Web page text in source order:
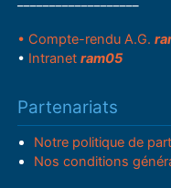
• Compte-rendu A.G.
• Intranetram05
Partenariats
Notre politique de
Nos conditions